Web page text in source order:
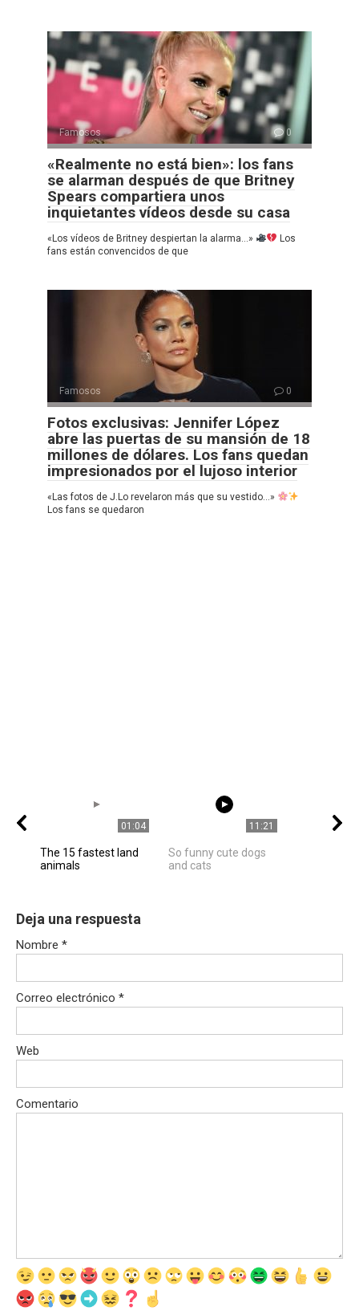
Famosos 0
«Realmente no está bien»: los fans
se alarman después de que Britney
Spears compartiera unos
inquietantes vídeos desde su casa
«Los vídeos de Britney despiertan la alarma…»
Los
fans están convencidos de que
Famosos 0
Fotos exclusivas: Jennifer López
abre las puertas de su mansión de 18
millones de dólares. Los fans quedan
impresionados por el lujoso interior
«Las fotos de J.Lo revelaron más que su vestido…»
Los fans se quedaron
01:04
The 15 fastest land
animals
11:21
So funny cute dogs
and cats
Deja una respuesta
Nombre *
Correo electrónico *
Web
Comentario